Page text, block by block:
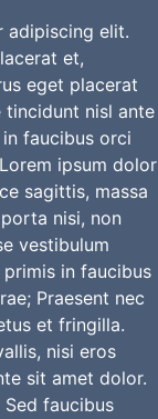
adipiscing elit.
et,
eget placerat
tincidunt nisl ante
faucibus orci
ipsum dolor
sagittis, massa
nisi, non
vestibulum
in faucibus
Praesent nec
et fringilla.
nisi eros
sit amet dolor.
faucibus